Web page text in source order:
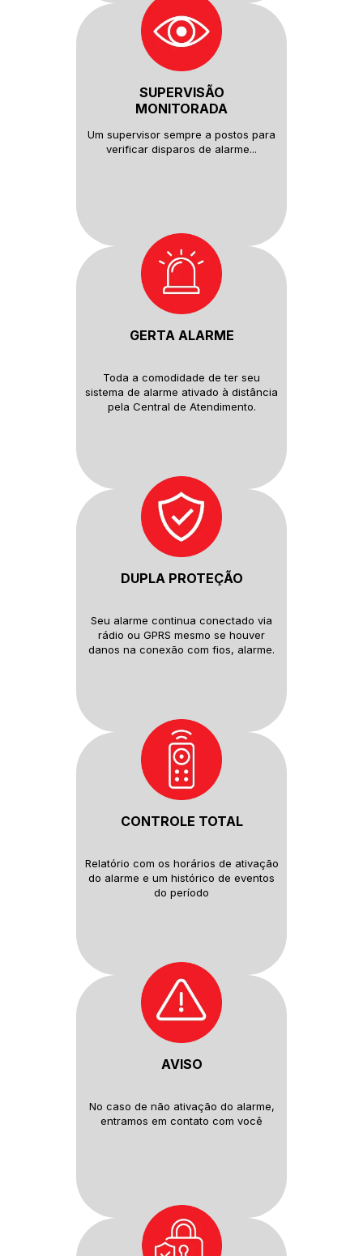
SUPERVISÃO
MONITORADA
Um supervisor sempre a postos para
verificar disparos de alarme...
GERTA ALARME
Toda a comodidade de ter seu
sistema de alarme ativado à distância
pela Central de Atendimento.
DUPLA PROTEÇÃO
Seu alarme continua conectado via
rádio ou GPRS mesmo se houver
danos na conexão com fios, alarme.
CONTROLE TOTAL
Relatório com os horários de ativação
do alarme e um histórico de eventos
do período
AVISO
No caso de não ativação do alarme,
entramos em contato com você